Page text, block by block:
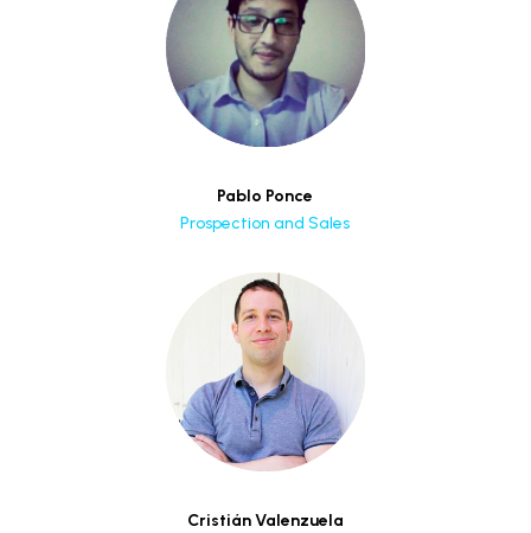
Pablo Ponce
Prospection and Sales
Cristián Valenzuela